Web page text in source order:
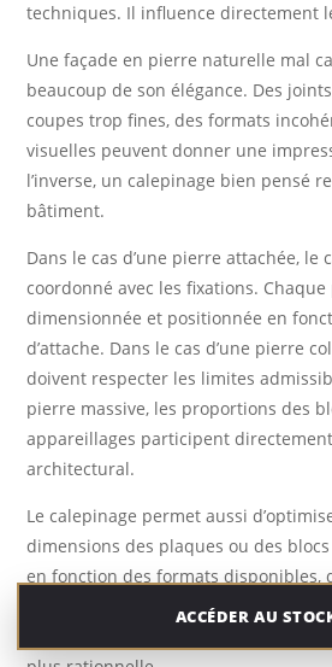
techniques. Il influence directement
Une façade en pierre naturelle mal
beaucoup de son élégance. Des
coupes trop fines, des formats
visuelles peuvent donner une
l’inverse, un calepinage bien pensé
bâtiment.
Dans le cas d’une pierre attachée, le
coordonné avec les fixations.
dimensionnée et positionnée en
d’attache. Dans le cas d’une pierre
doivent respecter les limites
pierre massive, les proportions des
appareillages participent
architectural.
Le calepinage permet aussi
dimensions des plaques ou des
en fonction des formats disponibles,
contraintes de fabrication et des
façade bien calepinée est donc à la
ACCÉDER AU